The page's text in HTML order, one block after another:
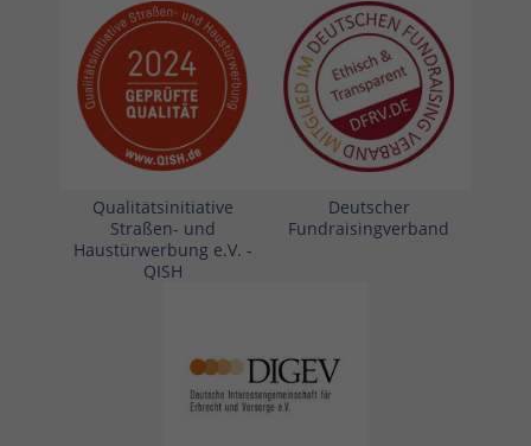
Qualitätsinitiative
Straßen- und
Haustürwerbung e.V. -
QISH
Deutscher
Fundraisingverband